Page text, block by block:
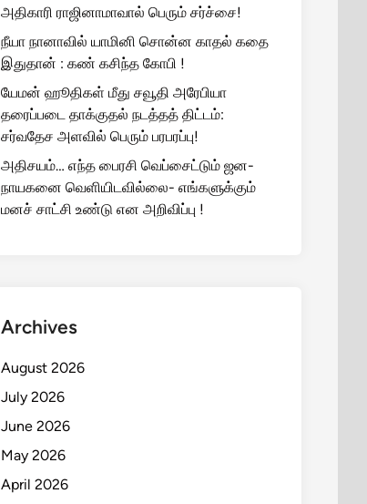
அதிகாரி ராஜினாமாவால் பெரும் சர்ச்சை!
நீயா நானாவில் யாமினி சொன்ன காதல் கதை
இதுதான் : கண் கசிந்த கோபி !
யேமன் ஹூதிகள் மீது சவூதி அரேபியா
தரைப்படை தாக்குதல் நடத்தத் திட்டம்:
சர்வதேச அளவில் பெரும் பரபரப்பு!
அதிசயம்… எந்த பைரசி வெப்சைட்டும் ஜன-
நாயகனை வெளியிடவில்லை- எங்களுக்கும்
மனச் சாட்சி உண்டு என அறிவிப்பு !
Archives
August 2026
July 2026
June 2026
May 2026
April 2026